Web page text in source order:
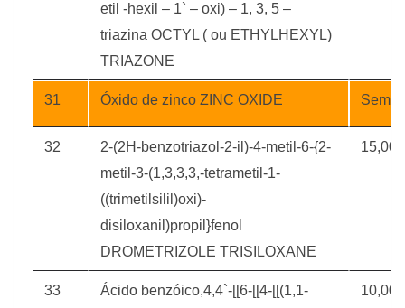
etil -hexil – 1` – oxi) – 1, 3, 5 –
triazina OCTYL ( ou ETHYLHEXYL)
TRIAZONE
31 Óxido de zinco ZINC OXIDE Sem
32
2-(2H-benzotriazol-2-il)-4-metil-6-{2-
metil-3-(1,3,3,3,-tetrametil-1-
((trimetilsilil)oxi)-
disiloxanil)propil}fenol
DROMETRIZOLE TRISILOXANE
33
Ácido benzóico,4,4`-[[6-[[4-[[(1,1-